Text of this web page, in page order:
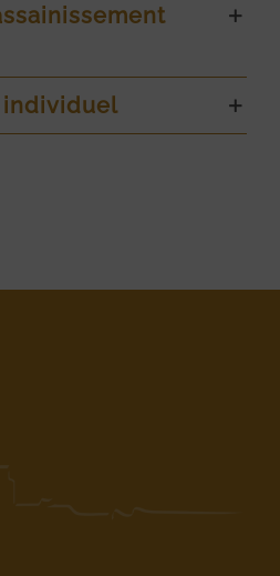
individuel